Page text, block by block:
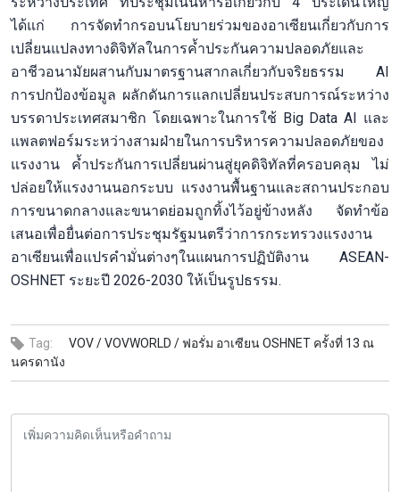
ได้แก่ การจัดทำกรอบนโยบายร่วมของอาเซียนเกี่ยวกับการ
เปลี่ยนแปลงทางดิจิทัลในการค้ำประกันความปลอดภัยและ
อาชีวอนามัยผสานกับมาตรฐานสากลเกี่ยวกับจริยธรรม AI
การปกป้องข้อมูล ผลักดันการแลกเปลี่ยนประสบการณ์ระหว่าง
บรรดาประเทศสมาชิก โดยเฉพาะในการใช้ Big Data AI และ
แพลตฟอร์มระหว่างสามฝ่ายในการบริหารความปลอดภัยของ
แรงงาน ค้ำประกันการเปลี่ยนผ่านสู่ยุคดิจิทัลที่ครอบคลุม ไม่
ปล่อยให้แรงงานนอกระบบ แรงงานพื้นฐานและสถานประกอบ
การขนาดกลางและขนาดย่อมถูกทิ้งไว้อยู่ข้างหลัง จัดทำข้อ
เสนอเพื่อยื่นต่อการประชุมรัฐมนตรีว่าการกระทรวงแรงงาน
อาเซียนเพื่อแปรคำมั่นต่างๆในแผนการปฏิบัติงาน ASEAN-
OSHNET ระยะปี 2026-2030 ให้เป็นรูปธรรม.
Tag: VOV /VOVWORLD / ฟอรั่ม อาเซียน OSHNET ครั้งที่ 13 ณ
นครดานัง